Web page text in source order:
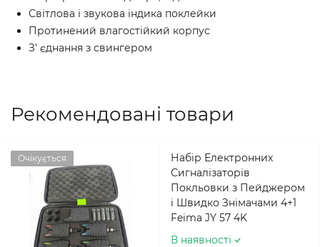
Світлова і звукова індика поклейки
Протинений влагостійкий корпус
З' єднання з свингером
Рекомендовані товари
Очікується
Набір Електронних
Сигналізаторів
Покльовки з Пейджером
і Швидко Знімачами 4+1
Feima JY 57 4K
В наявності